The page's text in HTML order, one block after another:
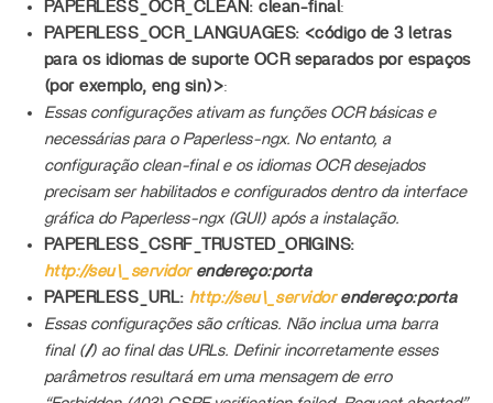
PAPERLESS_OCR_CLEAN: clean-final:
PAPERLESS_OCR_LANGUAGES: <código de 3 letras
para os idiomas de suporte OCR separados por espaços
(por exemplo, eng sin)>:
Essas configurações ativam as funções OCR básicas e
necessárias para o Paperless-ngx. No entanto, a
configuração clean-final e os idiomas OCR desejados
precisam ser habilitados e configurados dentro da interface
gráfica do Paperless-ngx (GUI) após a instalação.
PAPERLESS_CSRF_TRUSTED_ORIGINS:
http://seu\_servidor endereço:porta
PAPERLESS_URL: http://seu\_servidor endereço:porta
Essas configurações são críticas. Não inclua uma barra
final (/) ao final das URLs. Definir incorretamente esses
parâmetros resultará em uma mensagem de erro